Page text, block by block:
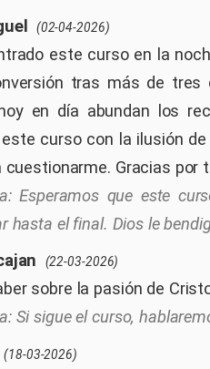
(02-04-2026)
este curso en la
tras más de tres
en día abundan los
curso con la ilusión
cuestionarme. Gracias por
Esperamos que este
hasta el final. Dios le
(22-03-2026)
sobre la pasión de
Si sigue el curso,
(18-03-2026)